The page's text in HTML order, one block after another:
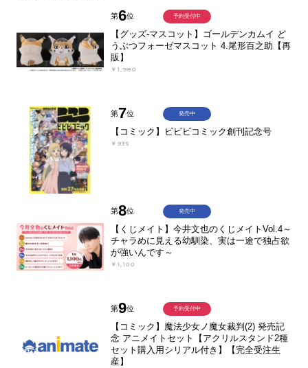
第6位
【グッズ-マスコット】ゴールデンカムイ ど
うぶつフォーゼマスコット 4.尾形百之助【再
販】
￥1,980
予約受付中
第7位
【コミック】ビビビコミック創刊記念号
￥935
発売中
第8位
【くじメイト】今井文也のくじメイトVol.4～
チャラめに見える幼馴染、実は一途で独占欲
が強いんです～
￥1,100
発売中
第9位
【コミック】魔法少女ノ魔女裁判(2) 発売記
念 アニメイトセット【アクリルスタンド2種
セット購入用シリアル付き】【完全受注生
産】
予約受付中